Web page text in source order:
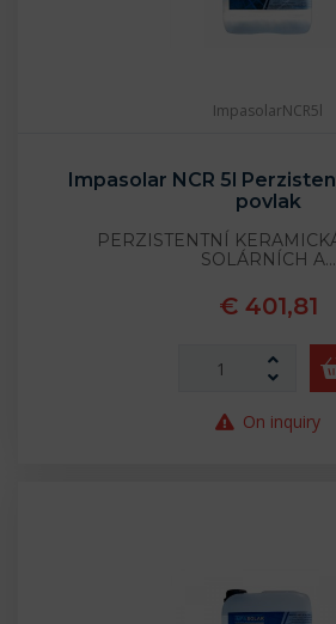
ImpasolarNCR5l
Impasolar NCR 5l
povlak
PERZISTENTNÍ
SOLÁRNÍCH A…
€ 401,81
On inquiry